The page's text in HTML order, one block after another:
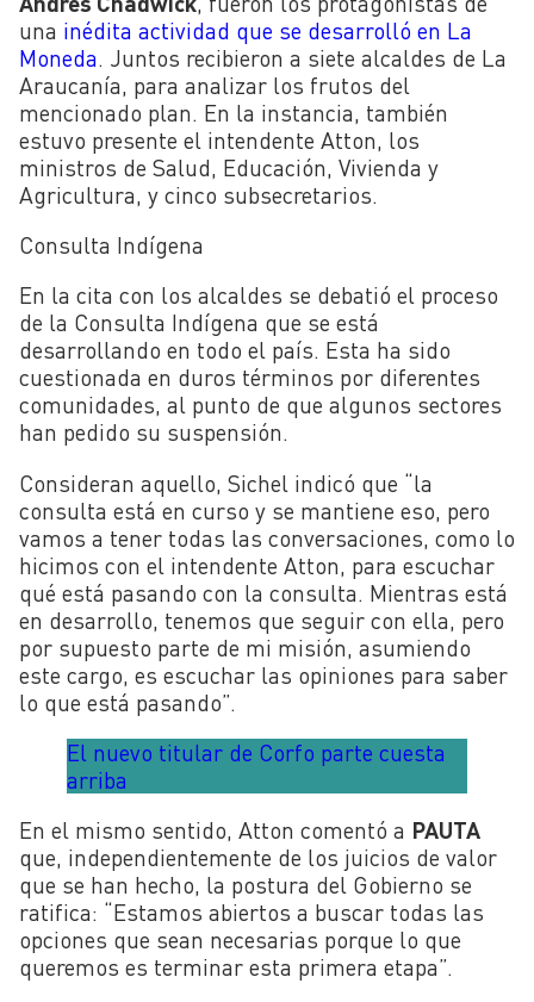
una inédita actividad que se desarrolló en La
Moneda. Juntos recibieron a siete alcaldes de La
Araucanía, para analizar los frutos del
mencionado plan. En la instancia, también
estuvo presente el intendente Atton, los
ministros de Salud, Educación, Vivienda y
Agricultura, y cinco subsecretarios.
Consulta Indígena
En la cita con los alcaldes se debatió el proceso
de la Consulta Indígena que se está
desarrollando en todo el país. Esta ha sido
cuestionada en duros términos por diferentes
comunidades, al punto de que algunos sectores
han pedido su suspensión.
Consideran aquello, Sichel indicó que “la
consulta está en curso y se mantiene eso, pero
vamos a tener todas las conversaciones, como lo
hicimos con el intendente Atton, para escuchar
qué está pasando con la consulta. Mientras está
en desarrollo, tenemos que seguir con ella, pero
por supuesto parte de mi misión, asumiendo
este cargo, es escuchar las opiniones para saber
lo que está pasando”.
El nuevo titular de Corfo parte cuesta
arriba
En el mismo sentido, Atton comentó a PAUTA
que, independientemente de los juicios de valor
que se han hecho, la postura del Gobierno se
ratifica: “Estamos abiertos a buscar todas las
opciones que sean necesarias porque lo que
queremos es terminar esta primera etapa”.